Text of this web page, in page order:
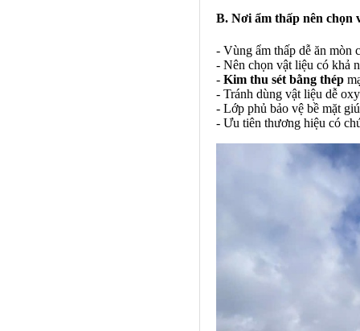
B. Nơi ẩm thấp nên chọn
- Vùng ẩm thấp dễ ăn mòn
- Nên chọn vật liệu có khả
- Kim thu sét bằng thép
- Tránh dùng vật liệu dễ
- Lớp phủ bảo vệ bề mặt
- Ưu tiên thương hiệu có